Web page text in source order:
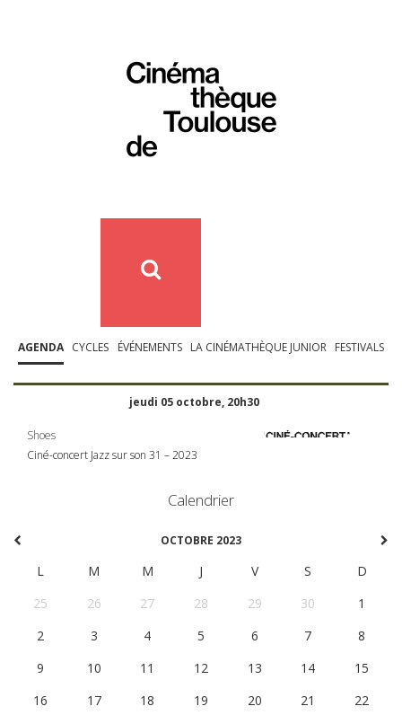
AGENDA CYCLES ÉVÉNEMENTS LA CINÉMATHÈQUE JUNIOR FESTIVALS
jeudi 05 octobre, 20h30
Shoes
Ciné-concert Jazz sur son 31 – 2023
Calendrier
OCTOBRE 2023
L M M J V S
D
25
26 27 28 29 30
1
2
3 4 5 6 7
8
9
10 11 12 13 14
15
16
17 18 19 20 21
22